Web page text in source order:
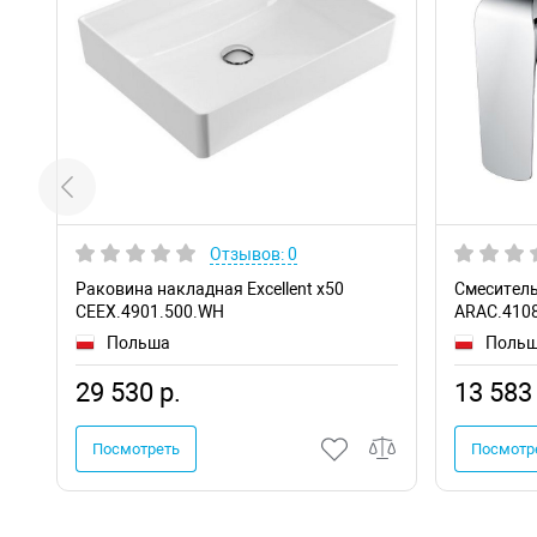
Отзывов: 0
Раковина накладная Excellent x50
CEEX.4901.500.WH
Польша
29 530 р.
Посмотреть
13